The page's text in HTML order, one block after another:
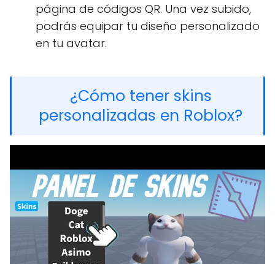
página de códigos QR. Una vez subido,
podrás equipar tu diseño personalizado
en tu avatar.
¿Cómo tener skins
personalizadas en Roblox?